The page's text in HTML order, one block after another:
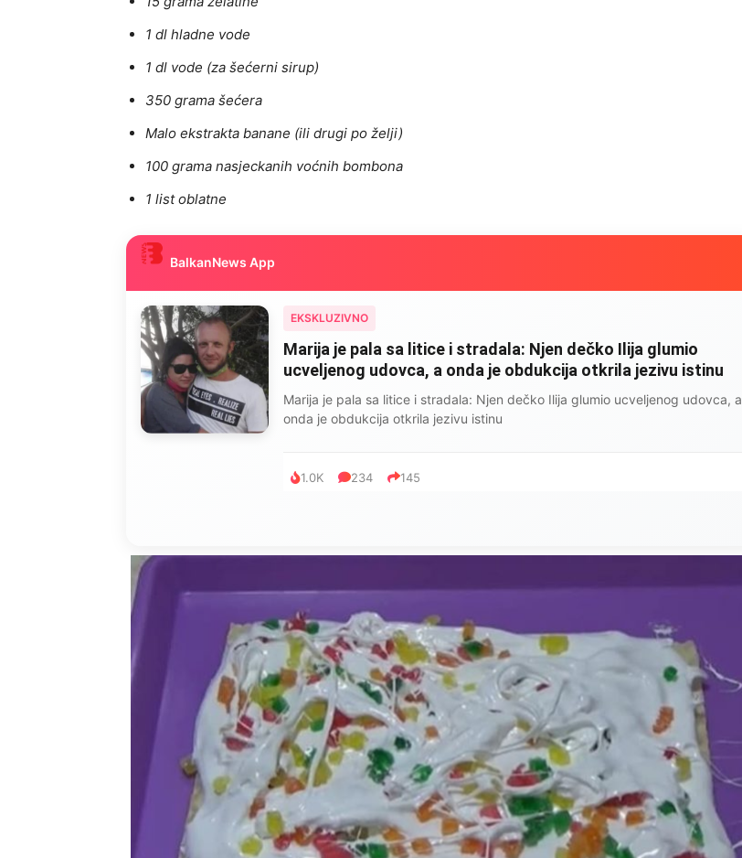
1 dl hladne vode
1 dl vode (za šećerni sirup)
350 grama šećera
Malo ekstrakta banane (ili drugi po želji)
100 grama nasjeckanih voćnih bombona
1 list oblatne
BalkanNews App
EKSKLUZIVNO
Kad se Marin suprug razbolio ona ga kupala, pelene mu
mijenjala: Jedno jutro je poslao po čokoladu..
Kad se Marin suprug razbolio ona ga kupala, pelene mu mijenjala: Jedno jutro
je poslao po čokoladu..
999 321 234